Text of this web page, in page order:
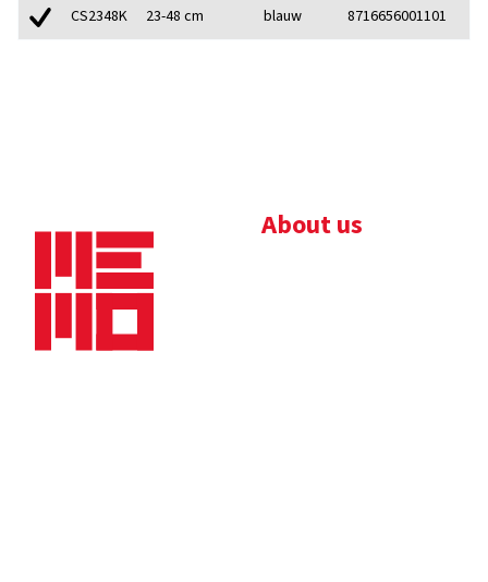
CS2348K
23-48 cm blauw 8716656001101
About us